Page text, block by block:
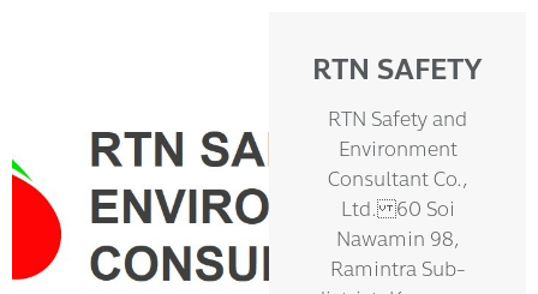
RTN SAFETY
RTN Safety and
Environment
Consultant Co.,
Ltd. 60 Soi
Nawamin 98,
Ramintra Sub-